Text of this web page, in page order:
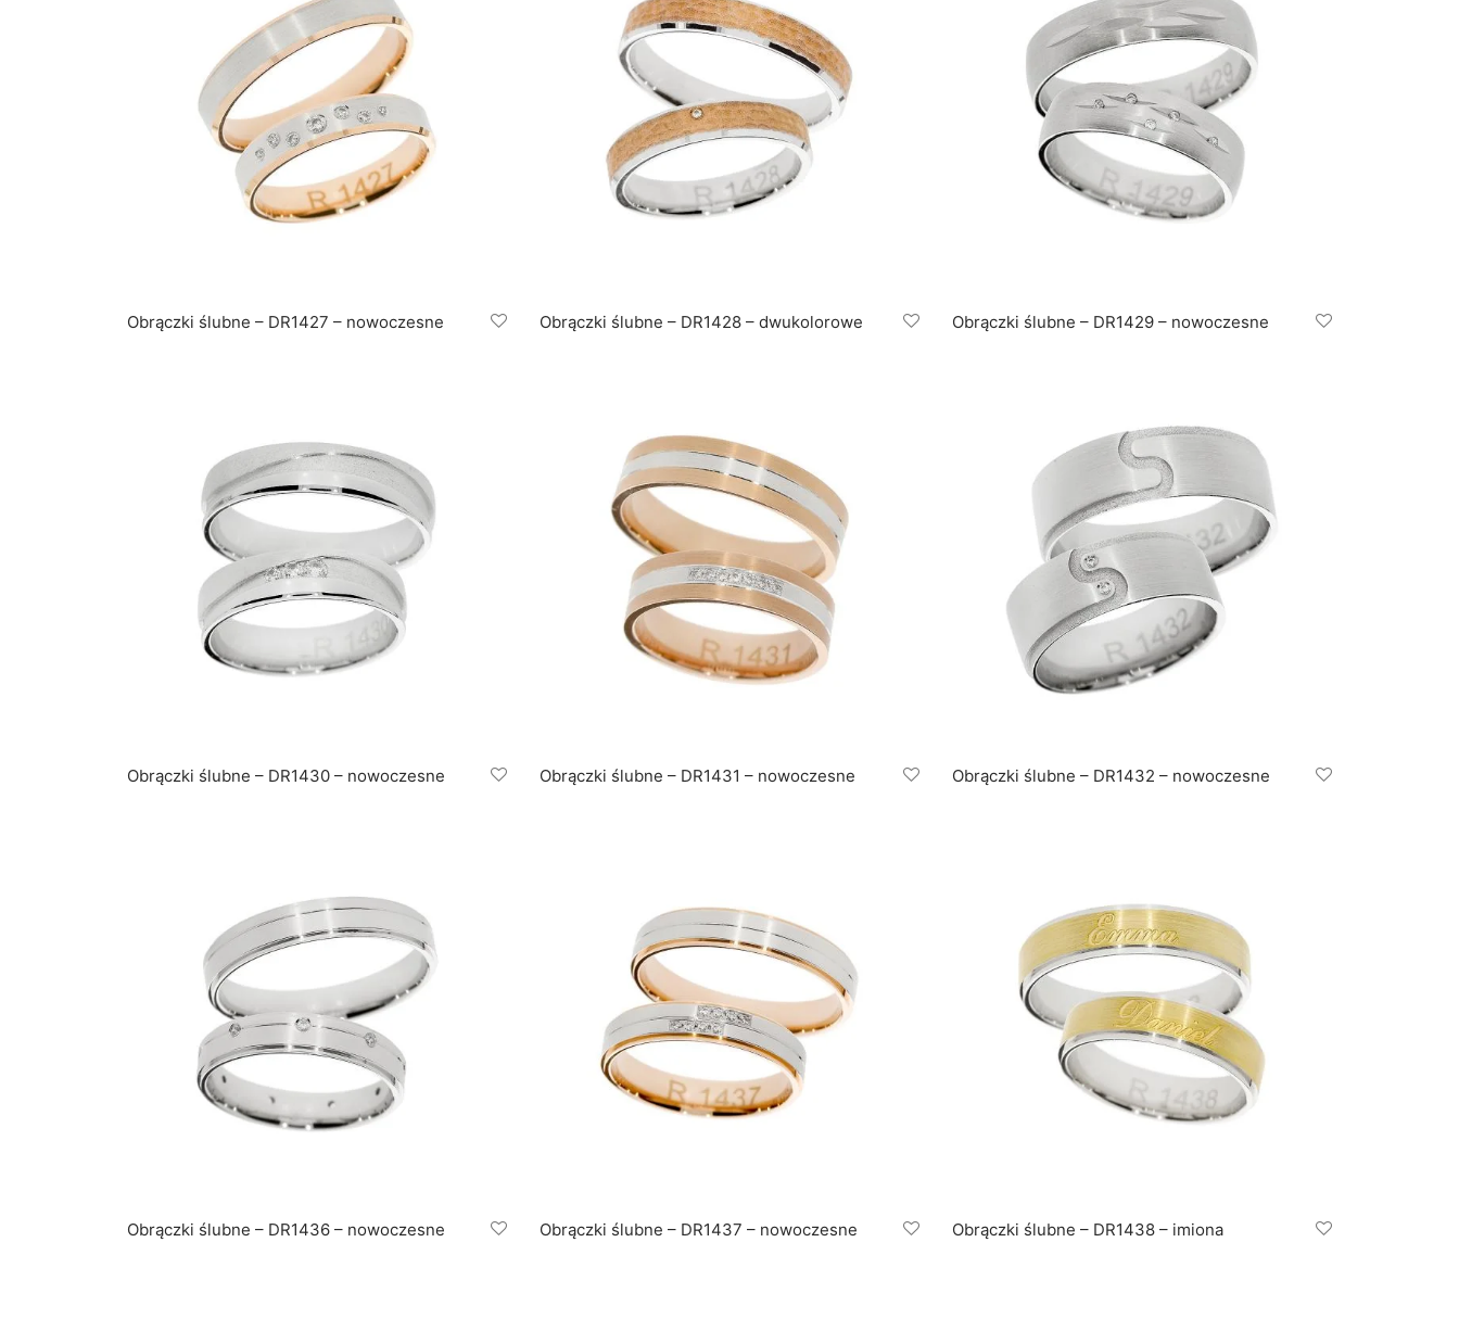
Obrączki ślubne – DR1427 – nowoczesne Obrączki ślubne – DR1428 – dwukolorowe Obrączki ślubne – DR1429 – nowoczesne
Obrączki ślubne – DR1430 – nowoczesne Obrączki ślubne – DR1431 – nowoczesne Obrączki ślubne – DR1432 – nowoczesne
Obrączki ślubne – DR1436 – nowoczesne Obrączki ślubne – DR1437 – nowoczesne Obrączki ślubne – DR1438 – imiona